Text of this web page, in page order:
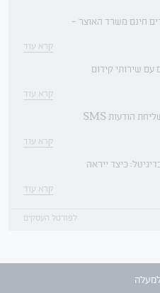
חינם משרד האוצר -
קרא עוד
עם שירותי קידום
קרא עוד
יתרונות בשירותי שליחת הודעות SMS
קרא עוד
כיצד ייראה
קרא עוד
לפורטל העסקים